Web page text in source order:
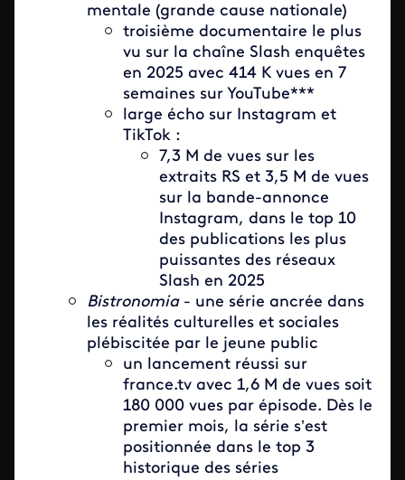
mentale (grande cause nationale)
troisième documentaire le plus
vu sur la chaîne Slash enquêtes
en 2025 avec 414 K vues en 7
semaines sur YouTube***
large écho sur Instagram et
TikTok :
7,3 M de vues sur les
extraits RS et 3,5 M de vues
sur la bande-annonce
Instagram, dans le top 10
des publications les plus
puissantes des réseaux
Slash en 2025
Bistronomia - une série ancrée dans
les réalités culturelles et sociales
plébiscitée par le jeune public
un lancement réussi sur
france.tv avec 1,6 M de vues soit
180 000 vues par épisode. Dès le
premier mois, la série s’est
positionnée dans le top 3
historique des séries